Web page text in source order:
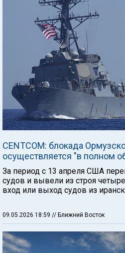
CENTCOM: блокада
осуществляется "в полном
За период с 13 апреля США
судов и вывели из строя
вход или выход судов из
09.05.2026 18:59 // Ближний Восток